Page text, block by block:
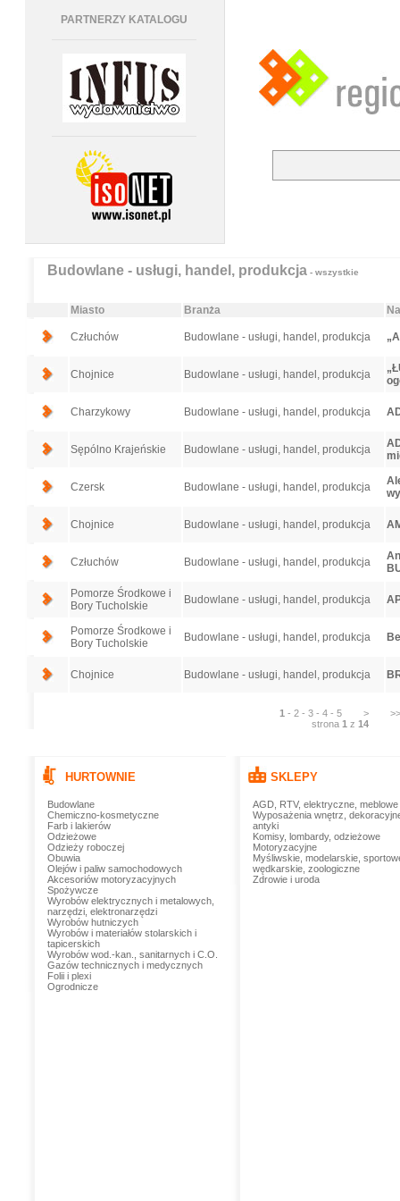
PARTNERZY KATALOGU
Budowlane - usługi, handel, produkcja- wszystkie
Miasto Branża
Człuchów Budowlane - usługi, handel, produkcja
Chojnice Budowlane - usługi, handel, produkcja
Charzykowy Budowlane - usługi, handel, produkcja
Sępólno Krajeńskie Budowlane - usługi, handel, produkcja
Czersk Budowlane - usługi, handel, produkcja
Chojnice Budowlane - usługi, handel, produkcja
Człuchów Budowlane - usługi, handel, produkcja
Pomorze Środkowe i
Bory Tucholskie
Budowlane - usługi, handel, produkcja
Pomorze Środkowe i
Bory Tucholskie
Budowlane - usługi, handel, produkcja
Chojnice Budowlane - usługi, handel, produkcja
1 - 2 - 3 - 4 - 5 >
>>
strona 1 z 14
HURTOWNIE
Budowlane
Chemiczno-kosmetyczne
Farb i lakierów
Odzieżowe
Odzieży roboczej
Obuwia
Olejów i paliw samochodowych
Akcesoriów motoryzacyjnych
Spożywcze
Wyrobów elektrycznych i metalowych,
narzędzi, elektronarzędzi
Wyrobów hutniczych
Wyrobów i materiałów stolarskich i
tapicerskich
Wyrobów wod.-kan., sanitarnych i C.O.
Gazów technicznych i medycznych
Folii i plexi
Ogrodnicze
SKLEPY
AGD, RTV, elektryczne, meblowe
Wyposażenia wnętrz,
antyki
Komisy, lombardy, odzieżowe
Motoryzacyjne
Myśliwskie, modelarskie,
wędkarskie, zoologiczne
Zdrowie i uroda